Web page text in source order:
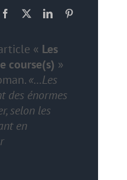
« Les
course(s) »
«…Les
des énormes
selon les
en